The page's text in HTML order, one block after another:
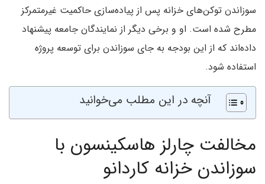
سوزاندن توکن‌های خزانه پس از پیاده‌سازی حاکمیت غیرمتمرکز
مطرح شده است. او و برخی دیگر از نمایندگان جامعه پیشنهاد
داده‌اند که از این بودجه به جای سوزاندن برای توسعه پروژه
استفاده شود.
آنچه در این مطلب می‌خوانید
مخالفت چارلز هاسکینسون با
سوزاندن خزانه کاردانو